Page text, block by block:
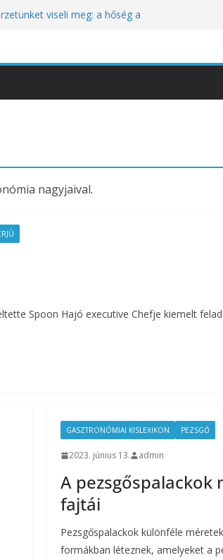
viseli meg: a hőség a
Sajtóesemény
nagyjaival.
Spoon Hajó executive Chefje kiemelt
GASZTRONÓMIAI KISLEXIKON PEZSGŐ
2023. június 13. admin
A pezsgőspalackok
fajtái
Pezsgőspalackok különféle
formákban léteznek, amelyeket a